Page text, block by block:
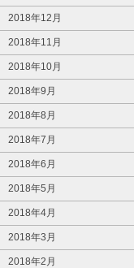
2018年12月
2018年11月
2018年10月
2018年9月
2018年8月
2018年7月
2018年6月
2018年5月
2018年4月
2018年3月
2018年2月